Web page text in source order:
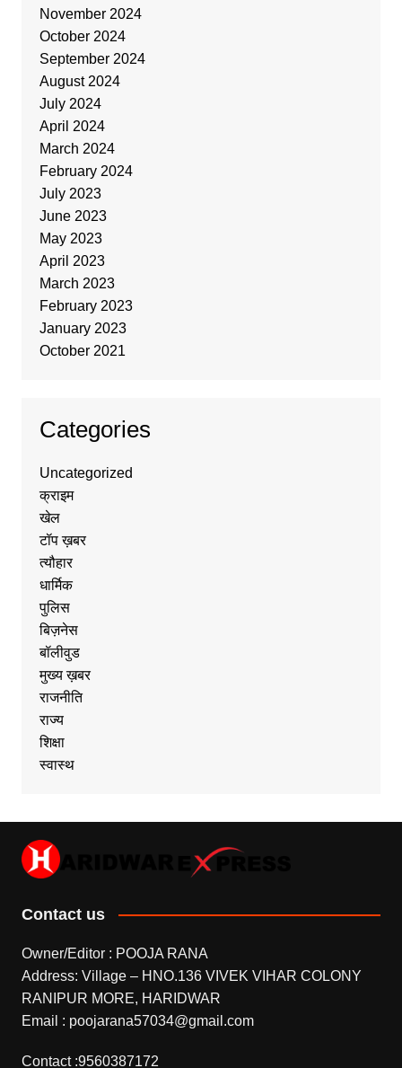
November 2024
October 2024
September 2024
August 2024
July 2024
April 2024
March 2024
February 2024
July 2023
June 2023
May 2023
April 2023
March 2023
February 2023
January 2023
October 2021
Categories
Uncategorized
क्राइम
खेल
टॉप ख़बर
त्यौहार
धार्मिक
पुलिस
बिज़नेस
बॉलीवुड
मुख्य ख़बर
राजनीति
राज्य
शिक्षा
स्वास्थ
Contact us
Owner/Editor : POOJA RANA
Address: Village – HNO.136 VIVEK VIHAR COLONY
RANIPUR MORE, HARIDWAR
Email : poojarana57034@gmail.com
Contact :9560387172